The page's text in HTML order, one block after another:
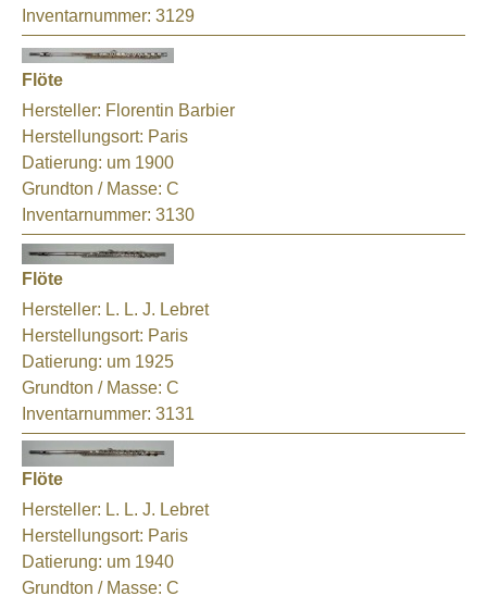
Inventarnummer: 3129
Flöte
Hersteller: Florentin Barbier
Herstellungsort: Paris
Datierung: um 1900
Grundton / Masse: C
Inventarnummer: 3130
Flöte
Hersteller: L. L. J. Lebret
Herstellungsort: Paris
Datierung: um 1925
Grundton / Masse: C
Inventarnummer: 3131
Flöte
Hersteller: L. L. J. Lebret
Herstellungsort: Paris
Datierung: um 1940
Grundton / Masse: C